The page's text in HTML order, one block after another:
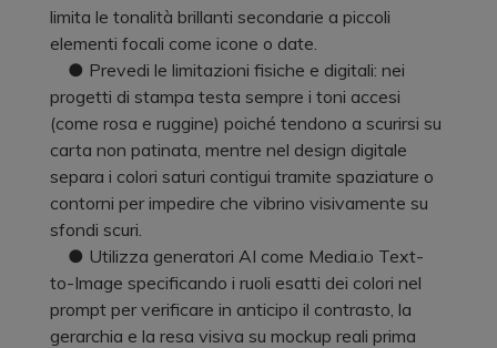
limita le tonalità brillanti secondarie a piccoli
elementi focali come icone o date.
● Prevedi le limitazioni fisiche e digitali: nei
progetti di stampa testa sempre i toni accesi
(come rosa e ruggine) poiché tendono a scurirsi su
carta non patinata, mentre nel design digitale
separa i colori saturi contigui tramite spaziature o
contorni per impedire che vibrino visivamente su
sfondi scuri.
● Utilizza generatori AI come Media.io Text-
to-Image specificando i ruoli esatti dei colori nel
prompt per verificare in anticipo il contrasto, la
gerarchia e la resa visiva su mockup reali prima